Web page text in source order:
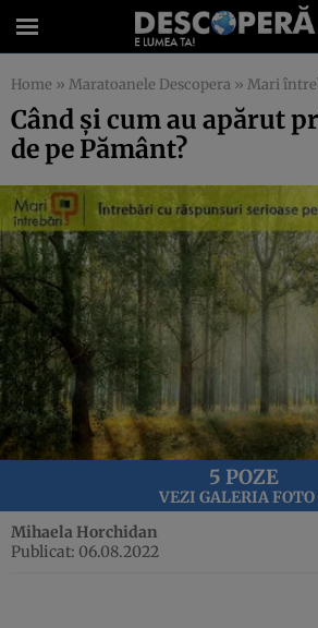
Home » Maratoanele Descopera » Mari
Când și cum au apărut
de pe Pământ?
5 POZE
VEZI GALERIA FOTO
Mihaela Horchidan
Publicat: 06.08.2022